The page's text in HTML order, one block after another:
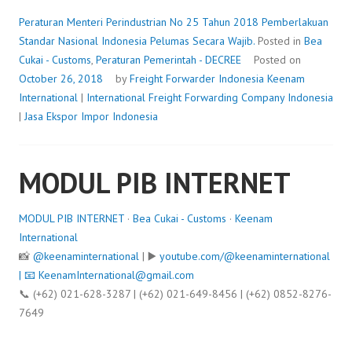
Peraturan Menteri Perindustrian No 25 Tahun 2018 Pemberlakuan
Standar Nasional Indonesia Pelumas Secara Wajib. Posted in Bea
Cukai - Customs, Peraturan Pemerintah - DECREE
Posted on
October 26, 2018
byFreight Forwarder Indonesia Keenam
International | International Freight Forwarding Company Indonesia
|Jasa Ekspor Impor Indonesia
MODUL PIB INTERNET
MODUL PIB INTERNET · Bea Cukai - Customs · Keenam
International
📸 @keenaminternational | ▶️ youtube.com/@keenaminternational
| 📧 KeenamInternational@gmail.com
📞 (+62) 021-628-3287 | (+62) 021-649-8456 | (+62) 0852-8276-
7649